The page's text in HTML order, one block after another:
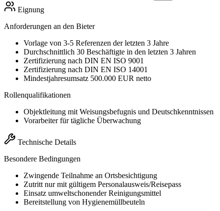
Eignung
Anforderungen an den Bieter
Vorlage von 3-5 Referenzen der letzten 3 Jahre
Durchschnittlich 30 Beschäftigte in den letzten 3 Jahren
Zertifizierung nach DIN EN ISO 9001
Zertifizierung nach DIN EN ISO 14001
Mindestjahresumsatz 500.000 EUR netto
Rollenqualifikationen
Objektleitung mit Weisungsbefugnis und Deutschkenntnissen
Vorarbeiter für tägliche Überwachung
Technische Details
Besondere Bedingungen
Zwingende Teilnahme an Ortsbesichtigung
Zutritt nur mit gültigem Personalausweis/Reisepass
Einsatz umweltschonender Reinigungsmittel
Bereitstellung von Hygienemüllbeuteln